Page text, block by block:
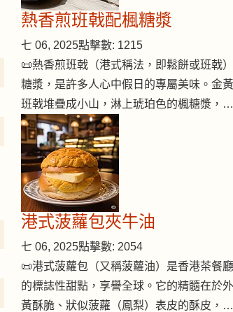
熱香煎班戟配楓糖漿
七 06, 2025點擊數: 1215
📜熱香煎班戟（港式稱法，即鬆餅或班戟
糖漿，是許多人心中假日的專屬美味。金
班戟堆疊成小山，淋上琥珀色的楓糖漿，…
港式菠蘿包夾牛油
七 06, 2025點擊數: 2054
📜港式菠蘿包（又稱菠蘿油）是香港茶餐
的標誌性甜點，享譽全球。它的精髓在於
黃酥脆、狀似菠蘿（鳳梨）表皮的酥皮，…